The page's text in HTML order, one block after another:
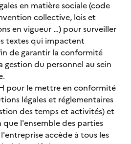
en matière sociale (code
collective, lois et
en vigueur …) pour surveiller
textes qui impactent
de garantir la conformité
gestion du personnel au sein
pour le mettre en conformité
légales et réglementaires
des temps et activités) et
que l'ensemble des parties
accède à tous les